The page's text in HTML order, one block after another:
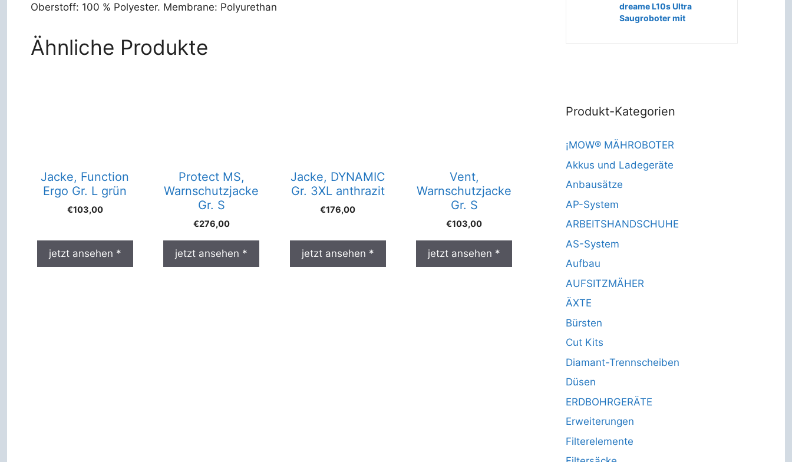
Oberstoff: 100 % Polyester. Membrane: Polyurethan
Ähnliche Produkte
Jacke, Function
Ergo Gr. L grün
€103,00
jetzt ansehen *
Protect MS,
Warnschutzjacke
Gr. S
€276,00
jetzt ansehen *
Jacke, DYNAMIC
Gr. 3XL anthrazit
€176,00
jetzt ansehen *
Vent,
Warnschutzjacke
Gr. S
€103,00
jetzt ansehen *
dreame L10s Ultra
Saugroboter mit
Produkt-Kategorien
¡MOW® MÄHROBOTER
Akkus und Ladegeräte
Anbausätze
AP-System
ARBEITSHANDSCHUHE
AS-System
Aufbau
AUFSITZMÄHER
ÄXTE
Bürsten
Cut Kits
Diamant-Trennscheiben
Düsen
ERDBOHRGERÄTE
Erweiterungen
Filterelemente